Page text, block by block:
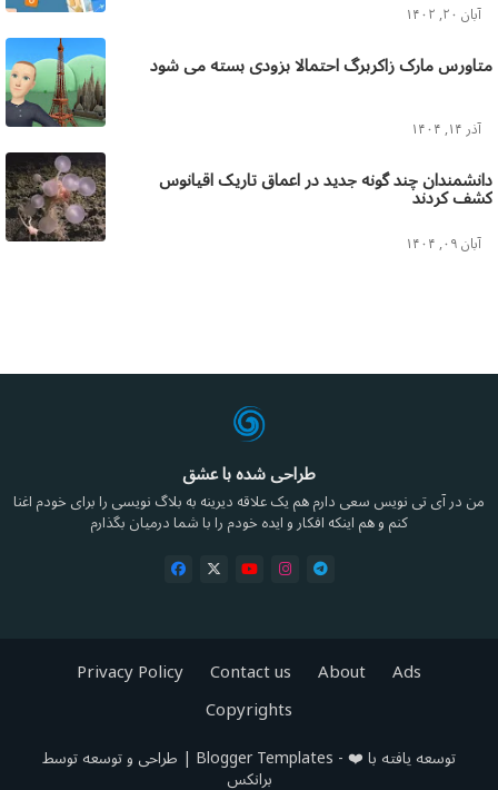
آبان ۲۰, ۱۴۰۲
متاورس مارک زاکربرگ احتمالا بزودی بسته می شود
آذر ۱۴, ۱۴۰۴
دانشمندان چند گونه جدید در اعماق تاریک اقیانوس
کشف کردند
آبان ۰۹, ۱۴۰۴
طراحی شده با عشق
من در آی تی نویس سعی دارم هم یک علاقه دیرینه به بلاگ نویسی را برای خودم اغنا
کنم و هم اینکه افکار و ایده خودم را با شما درمیان بگذارم
توسعه یافته با ❤️ - Blogger Templates | طراحی و توسعه توسط
برانکس
Ads
About
Contact us
Privacy Policy
Copyrights